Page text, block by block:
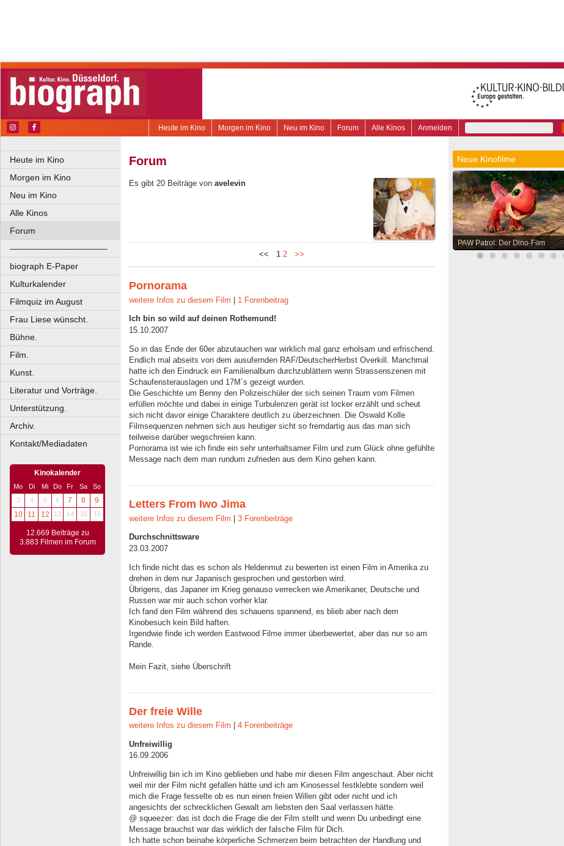
Anmelden
Alle Kinos
Forum
Neu im Kino
Morgen im Kino
Heute im Kino
Heute im Kino
Morgen im Kino
Neu im Kino
Alle Kinos
Forum
––––––––––––––––––––
biograph E-Paper
Kulturkalender
Filmquiz im August
Frau Liese wünscht.
Bühne.
Film.
Kunst.
Literatur und Vorträge.
Unterstützung.
Archiv.
Kontakt/Mediadaten
Kinokalender
Mo Di Mi Do Fr Sa
So
3
4 5 6 7 8
9
10
11 12 13 14 15 16
12.669 Beiträge zu
3.883 Filmen im Forum
Forum
Es gibt 20 Beiträge von avelevin
<< 1 2 >>
Pornorama
weitere Infos zu diesem Film 1 Forenbeitrag
Ich bin so wild auf deinen Rothemund!
15.10.2007
So in das Ende der 60er abzutauchen war wirklich mal ganz erholsam und erfrischend.
Endlich mal abseits von dem ausufernden RAF/DeutscherHerbst Overkill. Manchmal
hatte ich den Eindruck ein Familienalbum durchzublättern wenn Strassenszenen mit
Schaufensterauslagen und 17M`s gezeigt wurden.
Die Geschichte um Benny den Polizeischüler der sich seinen Traum vom Filmen
erfüllen möchte und dabei in einige Turbulenzen gerät ist locker erzählt und scheut
sich nicht davor einige Charaktere deutlich zu überzeichnen. Die Oswald Kolle
Filmsequenzen nehmen sich aus heutiger sicht so fremdartig aus das man sich
teilweise darüber wegschreien kann.
Pornorama ist wie ich finde ein sehr unterhaltsamer Film und zum Glück ohne gefühlte
Message nach dem man rundum zufrieden aus dem Kino gehen kann.
Letters From Iwo Jima
weitere Infos zu diesem Film | 3 Forenbeiträge
Durchschnittsware
23.03.2007
Ich finde nicht das es schon als Heldenmut zu bewerten ist einen Film in Amerika zu
drehen in dem nur Japanisch gesprochen und gestorben wird.
Übrigens, das Japaner im Krieg genauso verrecken wie Amerikaner, Deutsche und
Russen war mir auch schon vorher klar.
Ich fand den Film während des schauens spannend, es blieb aber nach dem
Kinobesuch kein Bild haften.
Irgendwie finde ich werden Eastwood Filme immer überbewertet, aber das nur so am
Rande.
Mein Fazit, siehe Überschrift
Der freie Wille
weitere Infos zu diesem Film 4 Forenbeiträge
Unfreiwillig
16.09.2006
Unfreiwillig bin ich im Kino geblieben und habe mir diesen Film angeschaut. Aber nicht
weil mir der Film nicht gefallen hätte und ich am Kinosessel festklebte sondern weil
mich die Frage fesselte ob es nun einen freien Willen gibt oder nicht und ich
angesichts der schrecklichen Gewalt am liebsten den Saal verlassen hätte.
@ squeezer: das ist doch die Frage die der Film stellt und wenn Du unbedingt eine
Message brauchst war das wirklich der falsche Film für Dich.
Ich hatte schon beinahe körperliche Schmerzen beim betrachten der Handlung und
Neue Kinofilme
PAW Patrol: Der Dino-Film